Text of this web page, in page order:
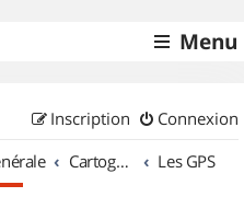
Menu
Connexion
Inscription
Cartographie et GPS Les GPS